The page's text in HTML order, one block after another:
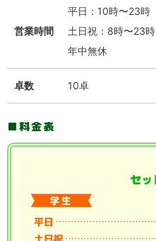
営業時間
平日：10時〜23時
土日祝：8時〜23時
年中無休
卓数 10卓
料金表